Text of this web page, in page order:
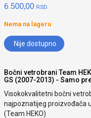
6.500,00 RSD.
Nema na lageru
Nije dostupno
Bočni vetrobrani Team
GS (2007-2013) - Samo
Visokokvalitetni bočni
najpoznatijeg proizvođača
(Team HEKO)